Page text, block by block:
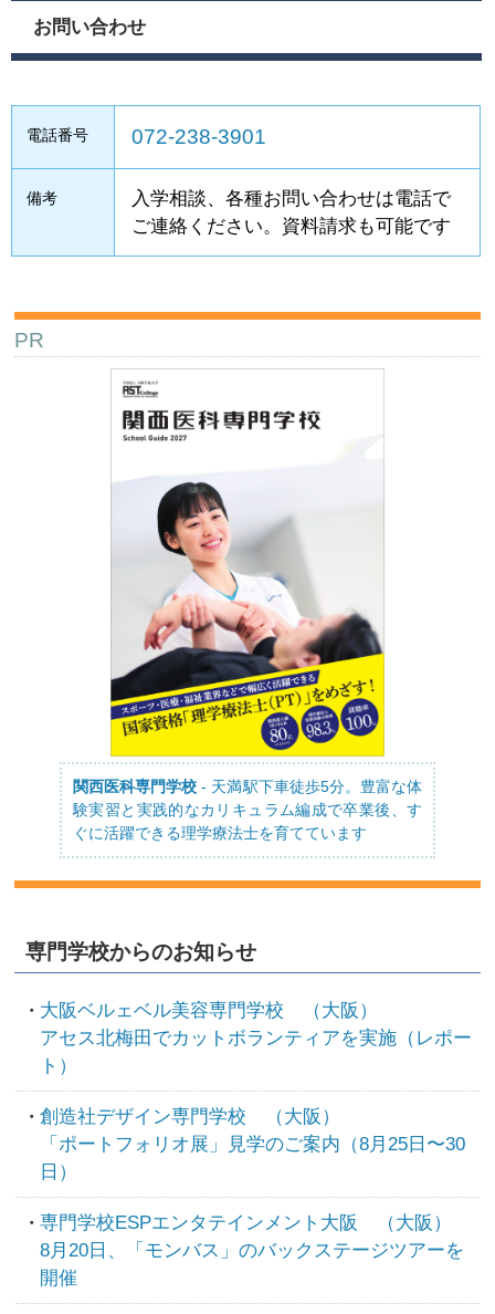
お問い合わせ
電話番号 072-238-3901
備考
入学相談、各種お問い合わせは電話で
ご連絡ください。資料請求も可能です
PR
関西医科専門学校 - 天満駅下車徒歩5分。豊富な体
験実習と実践的なカリキュラム編成で卒業後、す
ぐに活躍できる理学療法士を育てています
専門学校からのお知らせ
大阪ベルェベル美容専門学校 （大阪）
アセス北梅田でカットボランティアを実施（レポー
ト）
創造社デザイン専門学校 （大阪）
「ポートフォリオ展」見学のご案内（8月25日〜30
日）
専門学校ESPエンタテインメント大阪 （大阪）
8月20日、「モンバス」のバックステージツアーを
開催